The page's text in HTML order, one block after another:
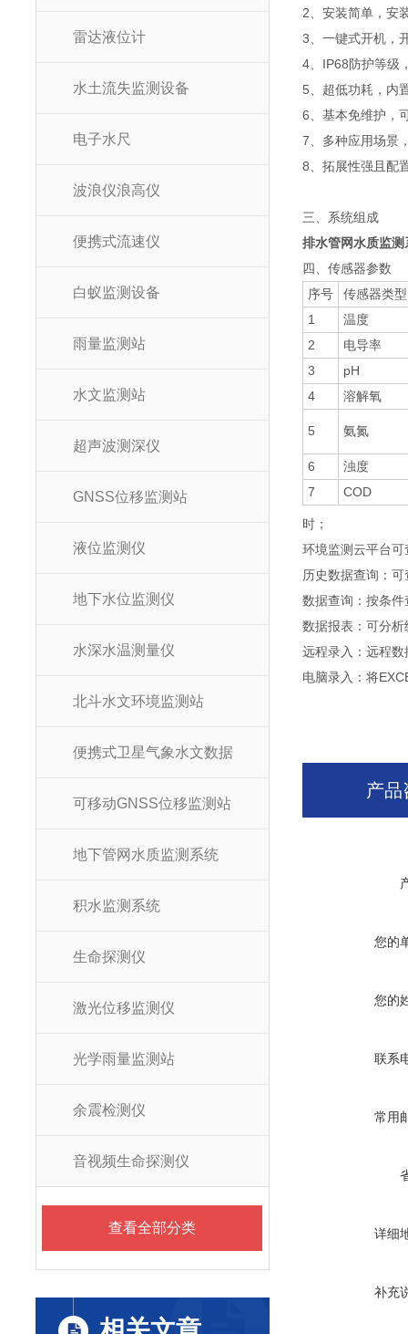
雷达液位计
水土流失监测设备
电子水尺
波浪仪浪高仪
便携式流速仪
白蚁监测设备
雨量监测站
水文监测站
超声波测深仪
GNSS位移监测站
液位监测仪
地下水位监测仪
水深水温测量仪
北斗水文环境监测站
便携式卫星气象水文数据
可移动GNSS位移监测站
地下管网水质监测系统
积水监测系统
生命探测仪
激光位移监测仪
光学雨量监测站
余震检测仪
音视频生命探测仪
查看全部分类
2、安装简单，安
3、一键式开机，
4、IP68防护等级
5、超低功耗，内
6、基本免维护，
7、多种应用场景
8、拓展性强且配
三、系统组成
排水管网水质监测
四、传感器参数
序号
传感器类型
1
温度
2
电导率
3
pH
4
溶解氧
5 氨氮
6
浊度
7
COD
时；
环境监测云平台
历史数据查询：
数据查询：按条
数据报表：可分
远程录入：远程
电脑录入：将
产品
您的
您的
联系
常用
详细
补充